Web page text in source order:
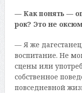
— Как понять —
рок? Это не
— Я же
воспитание. Не
сцены или
собственное
повседневной